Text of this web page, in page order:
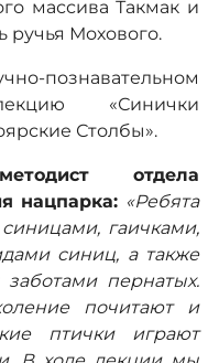
массива Такмак и
ручья Мохового.
познавательном
«Синички
Столбы».
отдела
нацпарка: «Ребята
гаичками,
синиц, а также
пернатых.
почитают и
птички играют